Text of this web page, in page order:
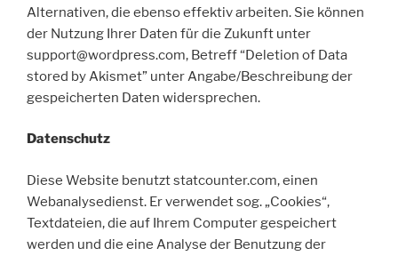
Alternativen, die ebenso effektiv arbeiten. Sie können
der Nutzung Ihrer Daten für die Zukunft unter
support@wordpress.com, Betreff “Deletion of Data
stored by Akismet” unter Angabe/Beschreibung der
gespeicherten Daten widersprechen.
Datenschutz
Diese Website benutzt statcounter.com, einen
Webanalysedienst. Er verwendet sog. „Cookies“,
Textdateien, die auf Ihrem Computer gespeichert
werden und die eine Analyse der Benutzung der